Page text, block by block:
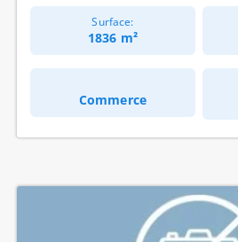
Surface:
1836 m²
Commerce